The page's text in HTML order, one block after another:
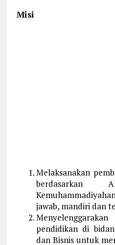
Misi
Melaksanakan
jawab, mandiri dan
pendidikan di
dan Bisnis untuk